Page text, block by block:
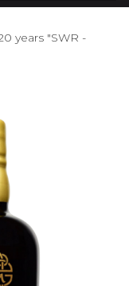
years "SWR -